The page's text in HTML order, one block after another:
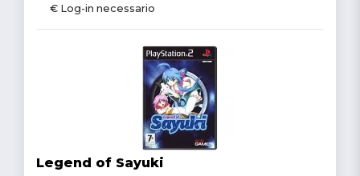
€ Log-in necessario
Legend of Sayuki